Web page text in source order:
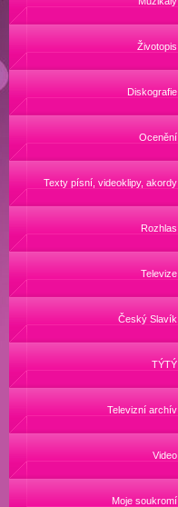
Životopis
Diskografie
Ocenění
Texty písní, videoklipy, akordy
Rozhlas
Televize
Český Slavík
TÝTÝ
Televizní archív
Video
Moje soukromí